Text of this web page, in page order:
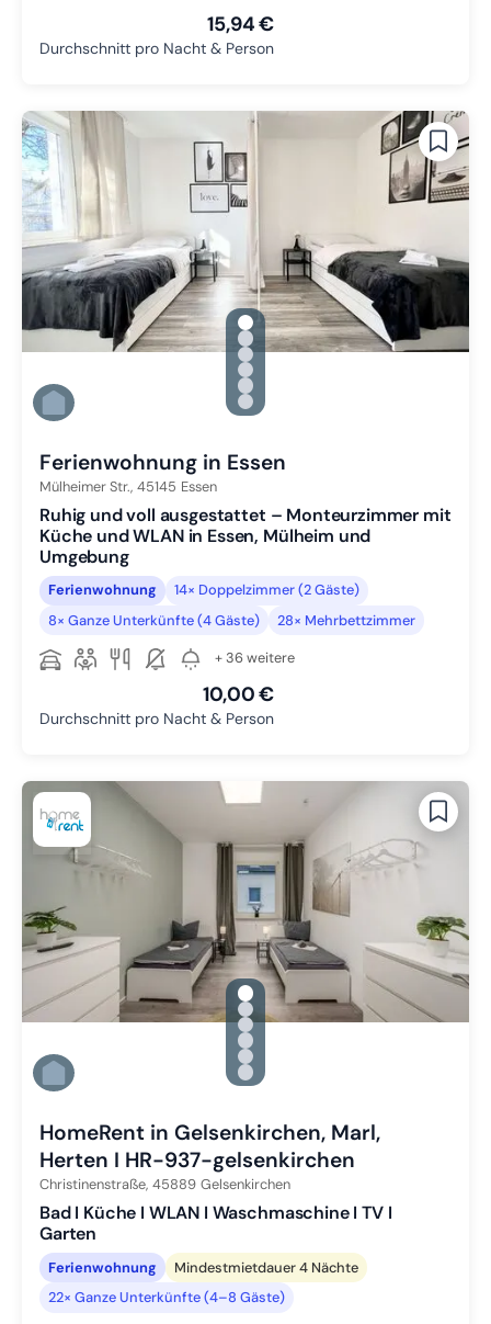
15,94 €
Durchschnitt pro Nacht & Person
gallery.slide_selector
Zu Slide 1 wechseln
Zu Slide 2 wechseln
Zu Slide 3 wechseln
Zu Slide 4 wechseln
Zu Slide 5 wechseln
Zu Slide 6 wechseln
Ferienwohnung in Essen
Mülheimer Str., 45145 Essen
Ruhig und voll ausgestattet – Monteurzimmer mit
Küche und WLAN in Essen, Mülheim und
Umgebung
Ferienwohnung
14× Doppelzimmer (2 Gäste)
8× Ganze Unterkünfte (4 Gäste)
28× Mehrbettzimmer
+ 36 weitere
10,00 €
Durchschnitt pro Nacht & Person
gallery.slide_selector
Zu Slide 1 wechseln
Zu Slide 2 wechseln
Zu Slide 3 wechseln
Zu Slide 4 wechseln
Zu Slide 5 wechseln
Zu Slide 6 wechseln
HomeRent in Gelsenkirchen, Marl,
Herten I HR-937-gelsenkirchen
Christinenstraße, 45889 Gelsenkirchen
Bad I Küche I WLAN I Waschmaschine I TV I
Garten
Ferienwohnung
Mindestmietdauer 4 Nächte
22× Ganze Unterkünfte (4–8 Gäste)